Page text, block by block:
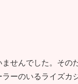
せんでした。その
ーのいるライズカ